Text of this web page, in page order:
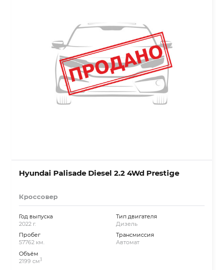
Hyundai Palisade Diesel 2.2 4Wd Prestige
Кроссовер
Год выпуска
2022 г.
Пробег
57762 км.
Объём
2199 см3
Тип двигателя
Дизель
Трансмиссия
Автомат